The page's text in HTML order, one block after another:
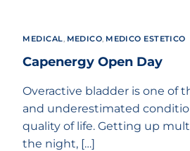
MEDICAL, MEDICO, MEDICO ESTETICO
Capenergy Open Day
Overactive bladder is one of
and underestimated
quality of life. Getting up
the night, […]